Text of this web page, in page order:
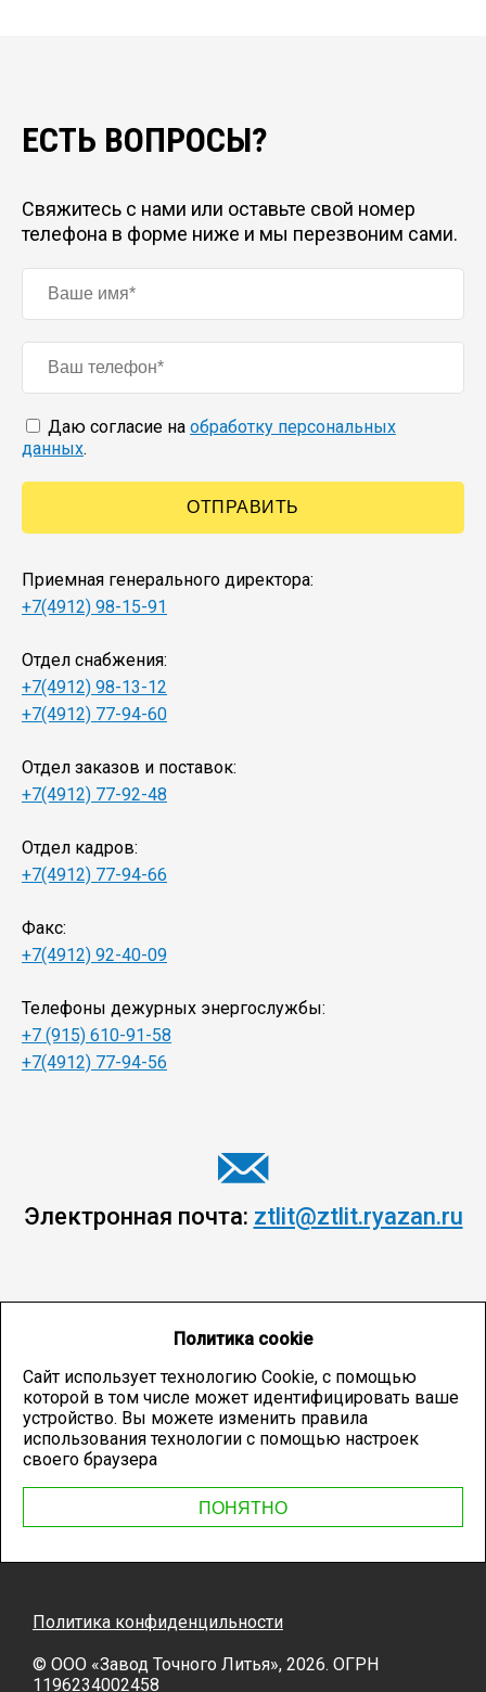
ЕСТЬ ВОПРОСЫ?
Свяжитесь с нами или оставьте свой номер
телефона в форме ниже и мы перезвоним сами.
Даю согласие на обработку персональных
данных.
Приемная генерального директора:
+7(4912) 98-15-91
Отдел снабжения:
+7(4912) 98-13-12
+7(4912) 77-94-60
Отдел заказов и поставок:
+7(4912) 77-92-48
Отдел кадров:
+7(4912) 77-94-66
Факс:
+7(4912) 92-40-09
Телефоны дежурных энергослужбы:
+7 (915) 610-91-58
+7(4912) 77-94-56
Электронная почта: ztlit@ztlit.ryazan.ru
Политика cookie
Сайт использует технологию Cookie, с помощью
которой в том числе может идентифицировать ваше
устройство. Вы можете изменить правила
использования технологии с помощью настроек
своего браузера
ПОНЯТНО
Политика конфиденцильности
© OOO «Завод Точного Литья», 2026. ОГРН
1196234002458